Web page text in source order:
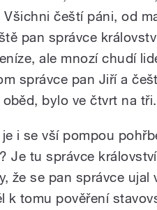
čeští páni, od
pan správce
ale mnozí chudí
správce pan Jiří a
bylo ve čtvrt na
i se vší pompou
Je tu správce
že se pan správce ujal
k tomu pověření